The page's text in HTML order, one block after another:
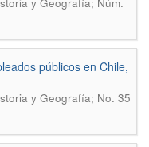
públicos en Chile,
y Geografí­a; No. 35